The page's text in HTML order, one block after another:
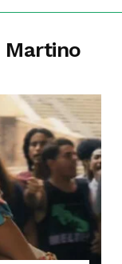
Martino